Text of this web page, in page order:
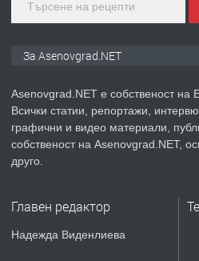
ПРЕДЛАГА
Давам
За Asenovgrad.NET
Asenovgrad.NET е собственост
Всички статии, репортажи,
графични и видео материали,
собственост на Asenovgrad.NET,
друго.
Главен редактор
Надежда Виденлиева